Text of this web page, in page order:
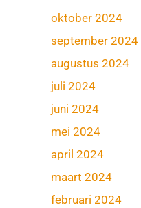
oktober 2024
september 2024
augustus 2024
juli 2024
juni 2024
mei 2024
april 2024
maart 2024
februari 2024